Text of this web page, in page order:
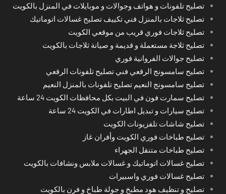
تصليح تلفونات و هواتف وجوالات و موبايلات في المنزل بالكويت
تصليح ثلاجات بالمنزل فني تكييف تصليح غسالات اتوماتيك
تصليح ثلاجات فوري قريب من موقعي الكويت
تصليح ثلاجة مستعملة و قديمة و صيانة ثلاجات بالكويت
تصليح جوالات الفروانية فوري
تصليح سامسونج الرقعي فني تصليح تلفونات الرقعي
تصليح سامسونج النعيم تصليح تلفونات بالمنزل النعيم
تصليح سمارت فون في البيت بكل محافظات الكويت 24 ساعة
تصليح سيارات و تبديل اطارات في الكويت 24 ساعة
تصليح شاشات تلفزيونات الكويت
تصليح طباخات فوري الكويت وأفران غاز
تصليح طباخات متنقل الجهراء
تصليح غسالات اتوماتيك و غسالات ملابس ونشافات بالكويت
تصليح غسالات فوري واسبيرات
تصليح و تنظيف هود مطبخ و جولة طباخ و فرن بالكويت